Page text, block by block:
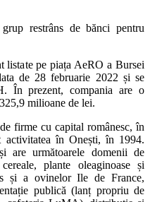
restrâns de bănci pentru
listate pe piața AeRO a Bursei
de 28 februarie 2022 și se
În prezent, compania are o
milioane de lei.
firme cu capital românesc, în
activitatea în Onești, în 1994.
are următoarele domenii de
plante oleaginoase și
și a ovinelor Ile de France,
publică (lanț propriu de